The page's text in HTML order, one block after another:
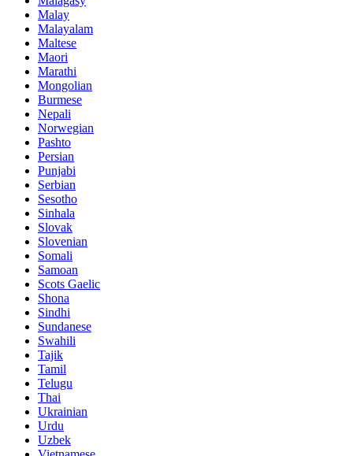
Malay
Malayalam
Maltese
Maori
Marathi
Mongolian
Burmese
Nepali
Norwegian
Pashto
Persian
Punjabi
Serbian
Sesotho
Sinhala
Slovak
Slovenian
Somali
Samoan
Scots Gaelic
Shona
Sindhi
Sundanese
Swahili
Tajik
Tamil
Telugu
Thai
Ukrainian
Urdu
Uzbek